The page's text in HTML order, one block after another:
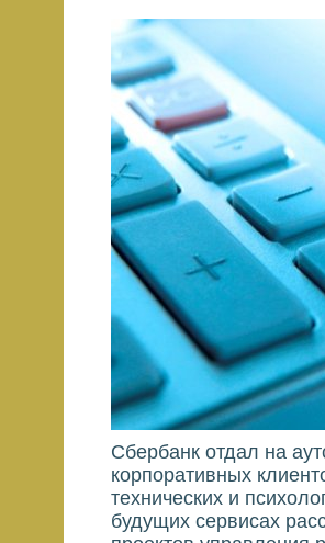
Сбербанк отдал на
корпоративных
технических и
будущих сервисах